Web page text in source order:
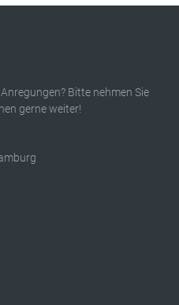
Bitte nehmen Sie
gerne weiter!